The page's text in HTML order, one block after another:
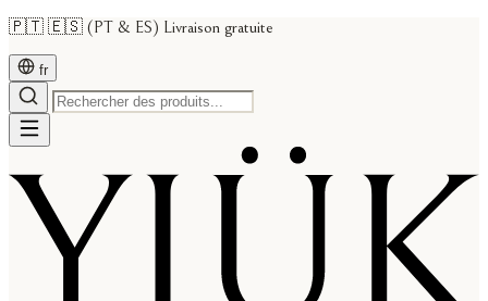
🇵🇹 🇪🇸 (PT & ES) Livraison gratuite
fr